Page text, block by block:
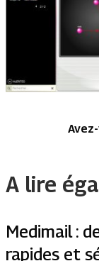
A lire
Medimail :
rapides et